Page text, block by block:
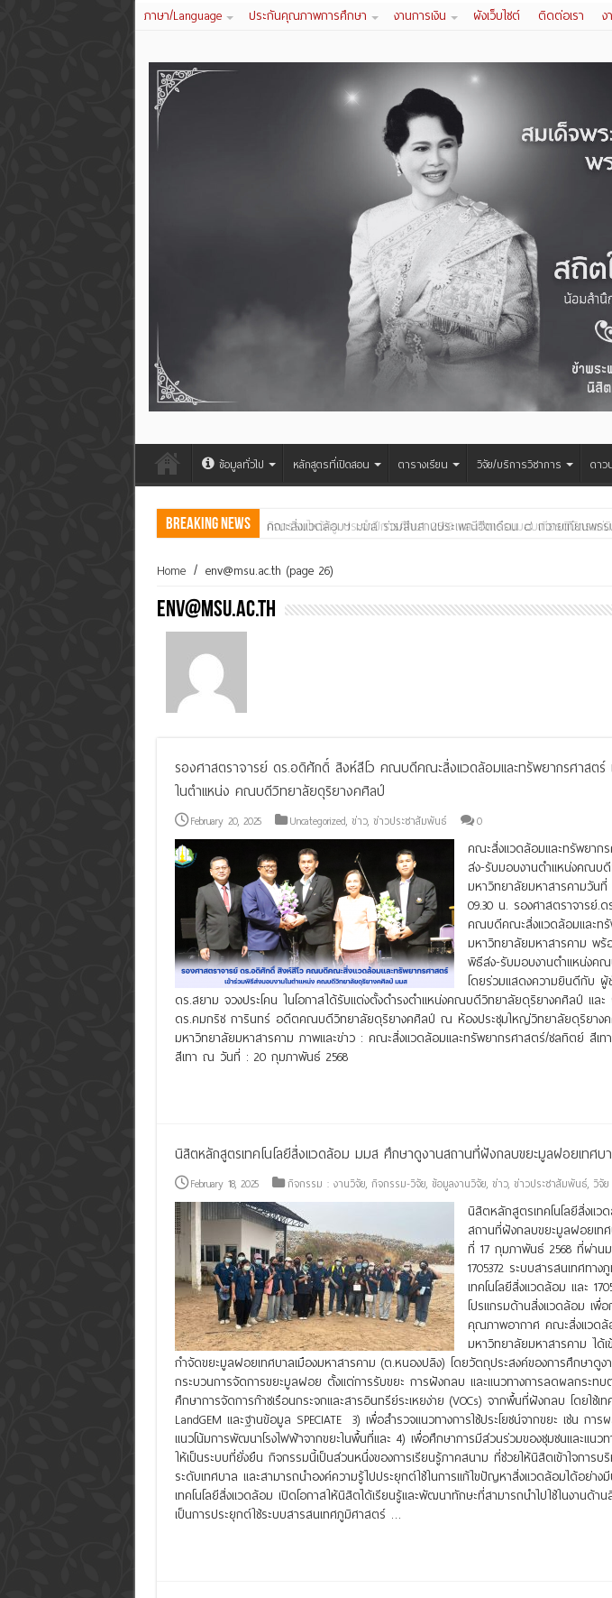
ภาษา/Language ประกันคุณภาพการศึกษา งานการเงิน ผังเว็บไซต์ ติดต่อเรา ง
ข้อมูลทั่วไป หลักสูตรที่เปิดสอน ตารางเรียน วิจัย/บริการวิชาการ ดาว
Breaking News คณะสิ่งแวดล้อมฯ มมส ร่วมสืบสานประเพณีฮีตเดือน ๘ ถวายเทียนพรร
Home / env@msu.ac.th (page 26)
env@msu.ac.th
รองศาสตราจารย์ ดร.อดิศักดิ์ สิงห์สีโว คณบดีคณะสิ่งแวดล้อมและทรัพยากรศาสตร์
ในตำแหน่ง คณบดีวิทยาลัยดุริยางคศิลป์
February 20, 2025 Uncategorized, ข่าว, ข่าวประชาสัมพันธ์ 0
คณะสิ่งแวดล้อมและทรัพยาก
ส่ง-รับมอบงานตำแหน่งคณบ
มหาวิทยาลัยมหาสารคามวัน
09.30 น. รองศาสตราจารย์.
คณบดีคณะสิ่งแวดล้อมและท
มหาวิทยาลัยมหาสารคาม พ
พิธีส่ง-รับมอบงานตำแหน่งค
โดยร่วมแสดงความยินดีกับ ผู้
ดร.สยาม จวงประโคน ในโอกาสได้รับแต่งตั้งดำรงตำแหน่งคณบดีวิทยาลัยดุริยางคศิลป์ แล
ดร.คมกริช การินทร์ อดีตคณบดีวิทยาลัยดุริยางคศิลป์ ณ ห้องประชุมใหญ่วิทยาลัยดุริยางค
มหาวิทยาลัยมหาสารคาม ภาพและข่าว : คณะสิ่งแวดล้อมและทรัพยากรศาสตร์/ชลทิตย์ สีเ
สีเทา ณ วันที่ : 20 กุมภาพันธ์ 2568
นิสิตหลักสูตรเทคโนโลยีสิ่งแวดล้อม มมส ศึกษาดูงานสถานที่ฝังกลบขยะมูลฝอยเทศบ
February 18, 2025 กิจกรรม : งานวิจัย, กิจกรรม-วิจัย, ข้อมูลงานวิจัย, ข่าว, ข่าวประชาสัมพันธ์, วิจัย
นิสิตหลักสูตรเทคโนโลยีสิ่งแ
สถานที่ฝังกลบขยะมูลฝอยเท
ที่ 17 กุมภาพันธ์ 2568 ที่ผ่าน
1705372 ระบบสารสนเทศทา
เทคโนโลยีสิ่งแวดล้อม และ
โปรแกรมด้านสิ่งแวดล้อม เพื่อ
คุณภาพอากาศ คณะสิ่งแวดล้
มหาวิทยาลัยมหาสารคาม ไ
กำจัดขยะมูลฝอยเทศบาลเมืองมหาสารคาม (ต.หนองปลิง) โดยวัตถุประสงค์ของการศึกษาดูง
กระบวนการจัดการขยะมูลฝอย ตั้งแต่การรับขยะ การฝังกลบ และแนวทางการลดผลกระท
ศึกษาการจัดการก๊าซเรือนกระจกและสารอินทรีย์ระเหยง่าย (VOCs) จากพื้นที่ฝังกลบ โดยใช้เท
LandGEM และฐานข้อมูล SPECIATE 3) เพื่อสำรวจแนวทางการใช้ประโยชน์จากขยะ เช่น กา
แนวโน้มการพัฒนาโรงไฟฟ้าจากขยะในพื้นที่และ 4) เพื่อศึกษาการมีส่วนร่วมของชุมชนและแน
ให้เป็นระบบที่ยั่งยืน กิจกรรมนี้เป็นส่วนหนึ่งของการเรียนรู้ภาคสนาม ที่ช่วยให้นิสิตเข้าใจการบ
ระดับเทศบาล และสามารถนำองค์ความรู้ไปประยุกต์ใช้ในการแก้ไขปัญหาสิ่งแวดล้อมได้อย่า
เทคโนโลยีสิ่งแวดล้อม เปิดโอกาสให้นิสิตได้เรียนรู้และพัฒนาทักษะที่สามารถนำไปใช้ในงานด้า
เป็นการประยุกต์ใช้ระบบสารสนเทศภูมิศาสตร์ …